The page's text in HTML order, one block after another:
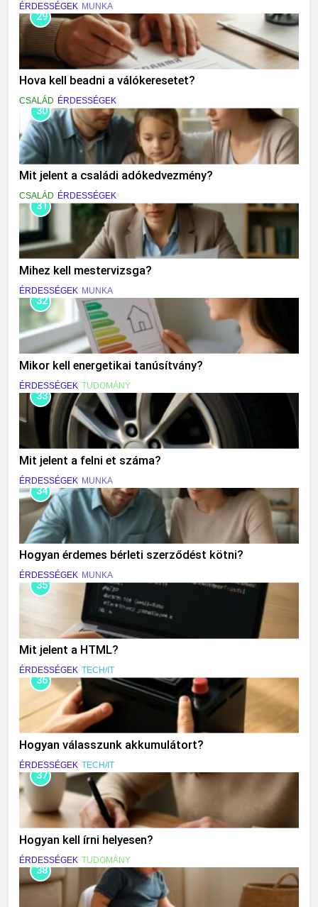
ÉRDESSÉGEK MUNKA
29
Hova kell beadni a válókeresetet?
CSALÁD ÉRDESSÉGEK
30
Mit jelent a családi adókedvezmény?
CSALÁD ÉRDESSÉGEK
31
Mihez kell mestervizsga?
ÉRDESSÉGEK MUNKA
32
Mikor kell energetikai tanúsítvány?
ÉRDESSÉGEK TUDOMÁNY
33
Mit jelent a felni et száma?
ÉRDESSÉGEK MUNKA
34
Hogyan érdemes bérleti szerződést kötni?
ÉRDESSÉGEK MUNKA
35
Mit jelent a HTML?
ÉRDESSÉGEK TECH/IT
36
Hogyan válasszunk akkumulátort?
ÉRDESSÉGEK TECH/IT
37
Hogyan kell írni helyesen?
ÉRDESSÉGEK TUDOMÁNY
38